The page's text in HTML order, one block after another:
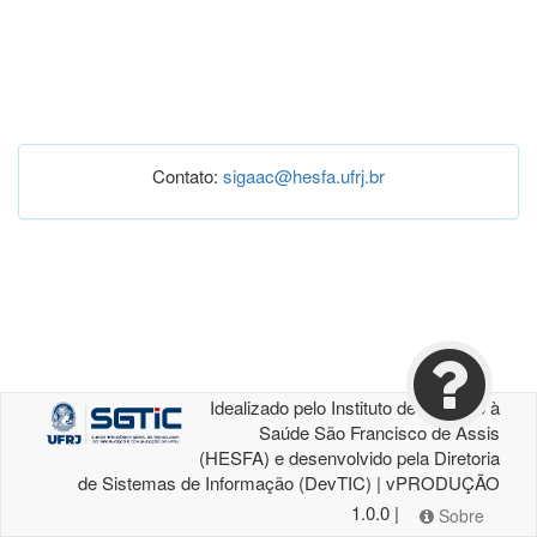
Contato: sigaac@hesfa.ufrj.br
Idealizado pelo Instituto de Atenção à
Saúde São Francisco de Assis
(HESFA) e desenvolvido pela Diretoria
de Sistemas de Informação (DevTIC) | vPRODUÇÃO
1.0.0 |
Sobre